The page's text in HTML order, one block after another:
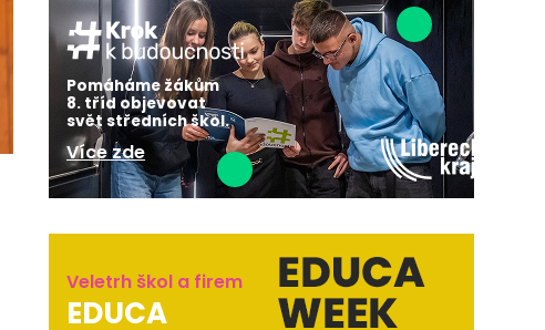
Pomáháme žákům
8. tříd objevovat
svět středních škol.
Více zde
Veletrh škol a firem
EDUCA